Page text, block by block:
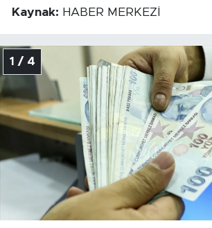
Kaynak: HABER MERKEZİ
1 / 4